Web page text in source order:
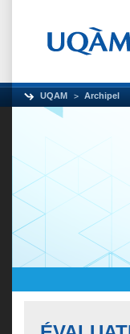
UQAM Archipel